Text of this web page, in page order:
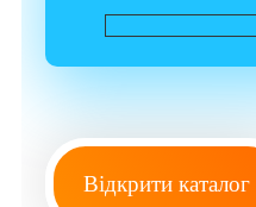
Відкрити каталог